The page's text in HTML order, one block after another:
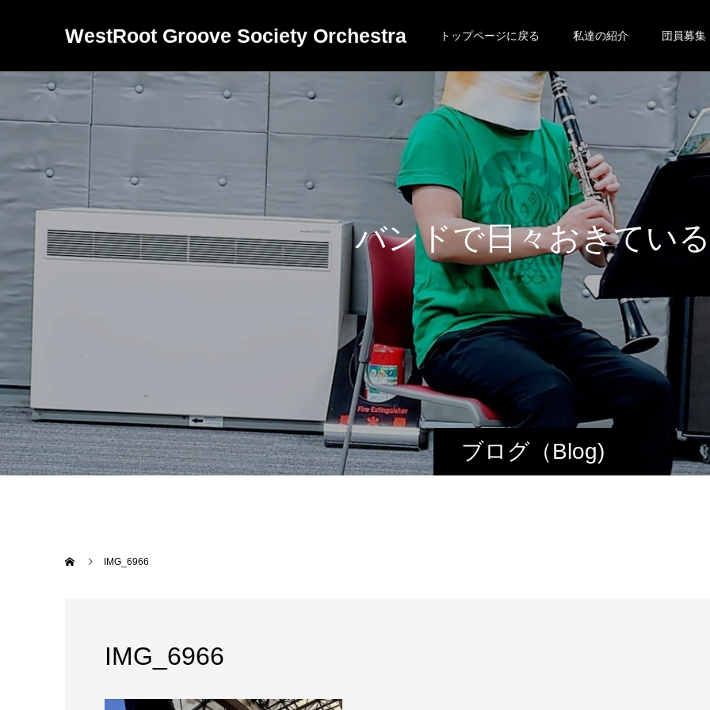
WestRoot Groove Society Orchestra トップページに戻る 私達の紹介 団員募集
ブログ（Blog)
バンドで日々おきている日 常を
IMG_6966
IMG_6966